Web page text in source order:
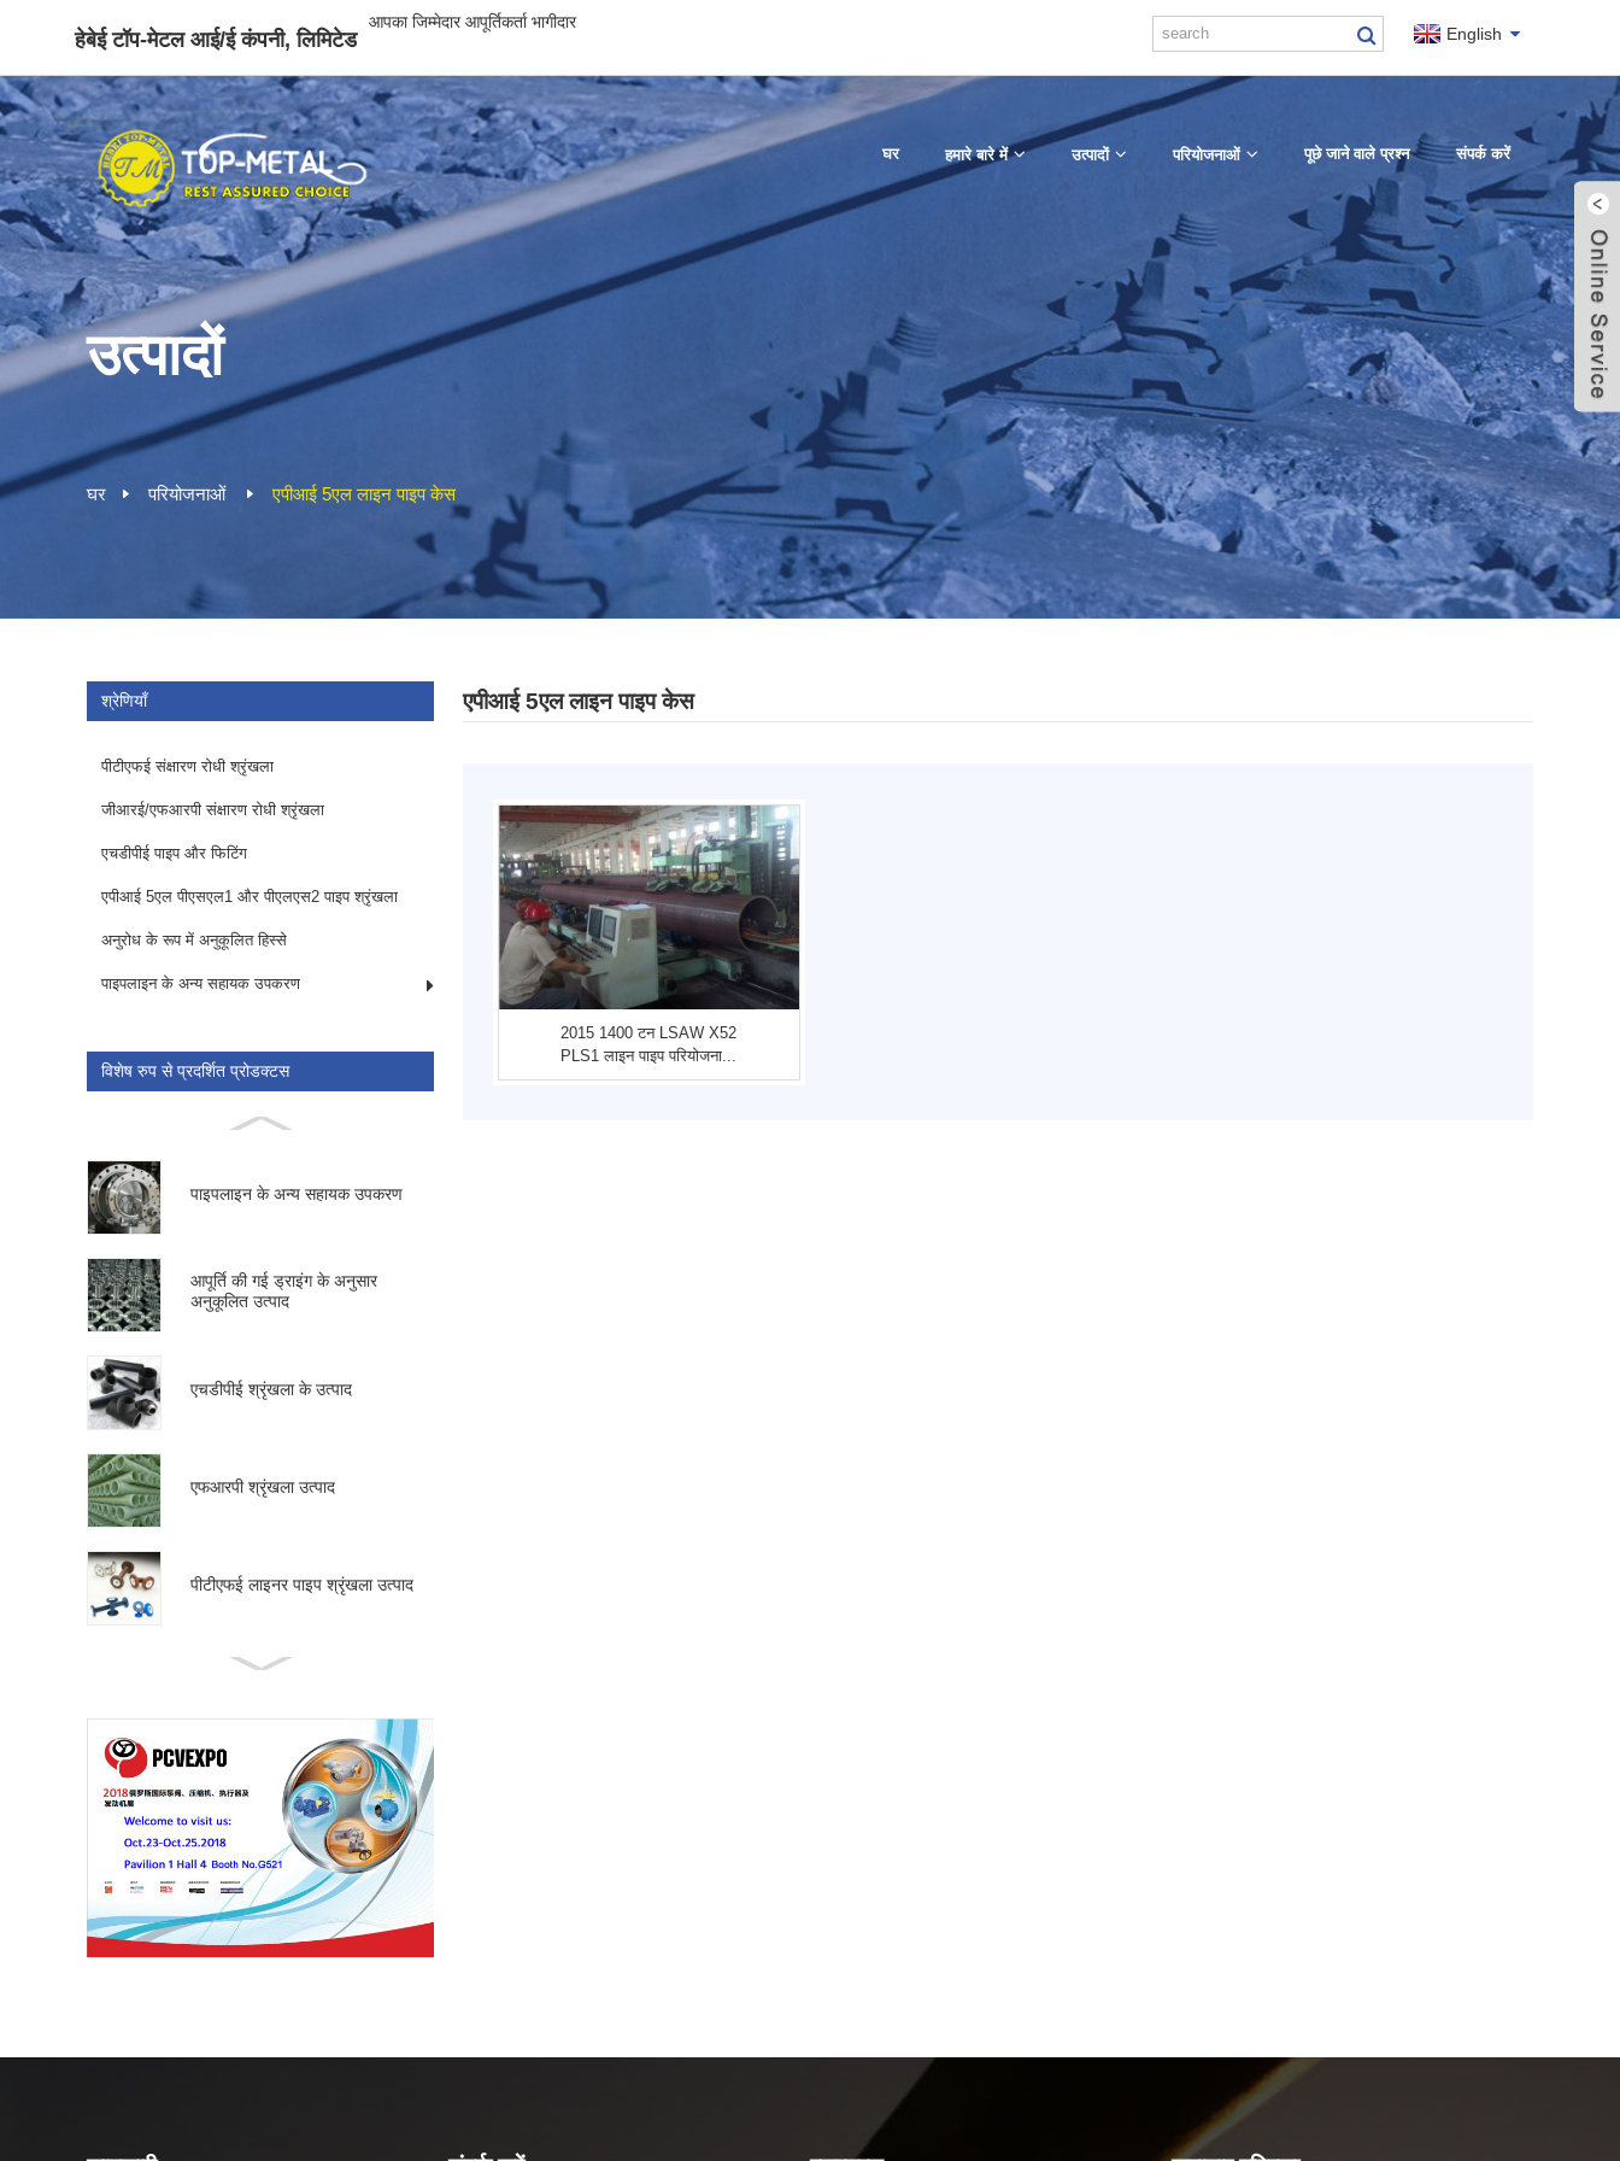
हेबेई टॉप-मेटल आई/ई कंपनी, लिमिटेड
आपका जिम्मेदार आपूर्तिकर्ता भागीदार
English
घर हमारे बारे में उत्पादों परियोजनाओं पूछे जाने वाले प्रश्न संपर्क करें
उत्पादों
घर परियोजनाओं एपीआई 5एल लाइन पाइप केस
श्रेणियाँ
पीटीएफई संक्षारण रोधी श्रृंखला
जीआरई/एफआरपी संक्षारण रोधी श्रृंखला
एचडीपीई पाइप और फिटिंग
एपीआई 5एल पीएसएल1 और पीएलएस2 पाइप श्रृंखला
अनुरोध के रूप में अनुकूलित हिस्से
पाइपलाइन के अन्य सहायक उपकरण
विशेष रुप से प्रदर्शित प्रोडक्टस
पाइपलाइन के अन्य सहायक उपकरण
आपूर्ति की गई ड्राइंग के अनुसार
अनुकूलित उत्पाद
एचडीपीई श्रृंखला के उत्पाद
एफआरपी श्रृंखला उत्पाद
पीटीएफई लाइनर पाइप श्रृंखला उत्पाद
एपीआई 5एल लाइन पाइप केस
2015 1400 टन LSAW X52
PLS1 लाइन पाइप परियोजना...